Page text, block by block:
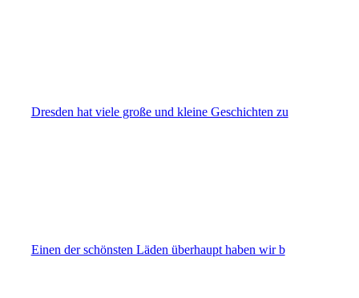
Dresden hat viele große und kleine Geschichten zu
Einen der schönsten Läden überhaupt haben wir b